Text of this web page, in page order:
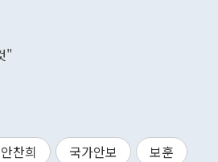
"
안찬희 국가안보
보훈